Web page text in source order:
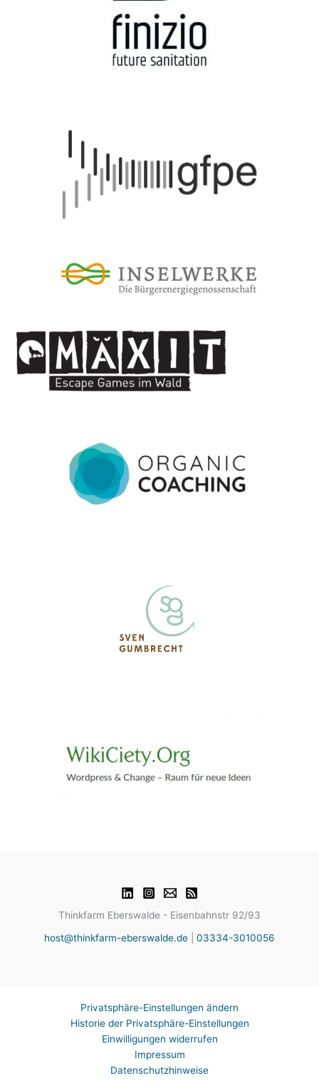
Thinkfarm Eberswalde - Eisenbahnstr 92/93
host@thinkfarm-eberswalde.de
03334-3010056
Privatsphäre-Einstellungen ändern
Historie der Privatsphäre-Einstellungen
Einwilligungen widerrufen
Impressum
Datenschutzhinweise